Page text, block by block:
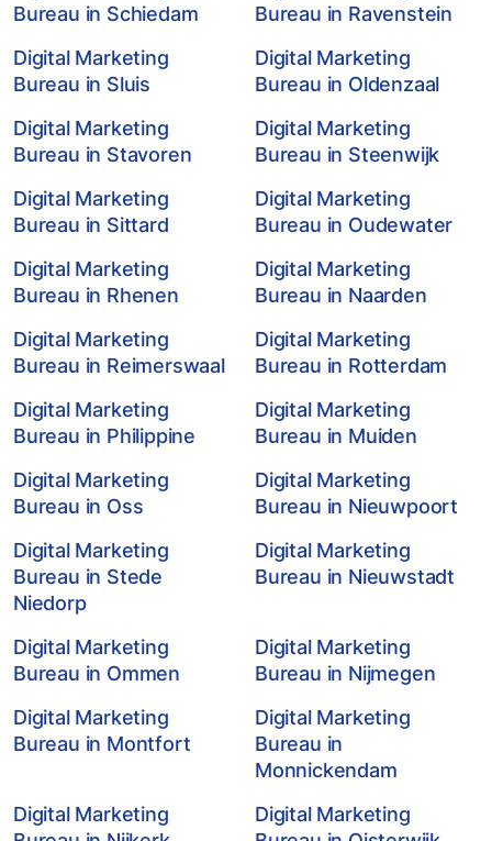
Bureau in Schiedam
Bureau in Ravenstein
Digital Marketing
Bureau in Sluis
Digital Marketing
Bureau in Oldenzaal
Digital Marketing
Bureau in Stavoren
Digital Marketing
Bureau in Steenwijk
Digital Marketing
Bureau in Sittard
Digital Marketing
Bureau in Oudewater
Digital Marketing
Bureau in Rhenen
Digital Marketing
Bureau in Naarden
Digital Marketing
Bureau in Reimerswaal
Digital Marketing
Bureau in Rotterdam
Digital Marketing
Bureau in Philippine
Digital Marketing
Bureau in Muiden
Digital Marketing
Bureau in Oss
Digital Marketing
Bureau in Nieuwpoort
Digital Marketing
Bureau in Stede
Niedorp
Digital Marketing
Bureau in Nieuwstadt
Digital Marketing
Bureau in Ommen
Digital Marketing
Bureau in Nijmegen
Digital Marketing
Bureau in Montfort
Digital Marketing
Bureau in
Monnickendam
Digital Marketing
Digital Marketing